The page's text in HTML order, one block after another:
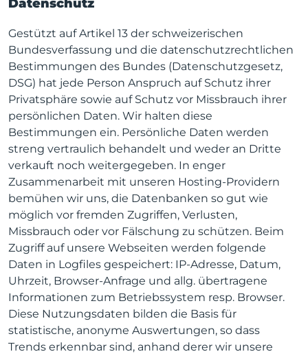
Datenschutz
Gestützt auf Artikel 13 der schweizerischen
Bundesverfassung und die datenschutzrechtlichen
Bestimmungen des Bundes (Datenschutzgesetz,
DSG) hat jede Person Anspruch auf Schutz ihrer
Privatsphäre sowie auf Schutz vor Missbrauch ihrer
persönlichen Daten. Wir halten diese
Bestimmungen ein. Persönliche Daten werden
streng vertraulich behandelt und weder an Dritte
verkauft noch weitergegeben. In enger
Zusammenarbeit mit unseren Hosting-Providern
bemühen wir uns, die Datenbanken so gut wie
möglich vor fremden Zugriffen, Verlusten,
Missbrauch oder vor Fälschung zu schützen. Beim
Zugriff auf unsere Webseiten werden folgende
Daten in Logfiles gespeichert: IP-Adresse, Datum,
Uhrzeit, Browser-Anfrage und allg. übertragene
Informationen zum Betriebssystem resp. Browser.
Diese Nutzungsdaten bilden die Basis für
statistische, anonyme Auswertungen, so dass
Trends erkennbar sind, anhand derer wir unsere